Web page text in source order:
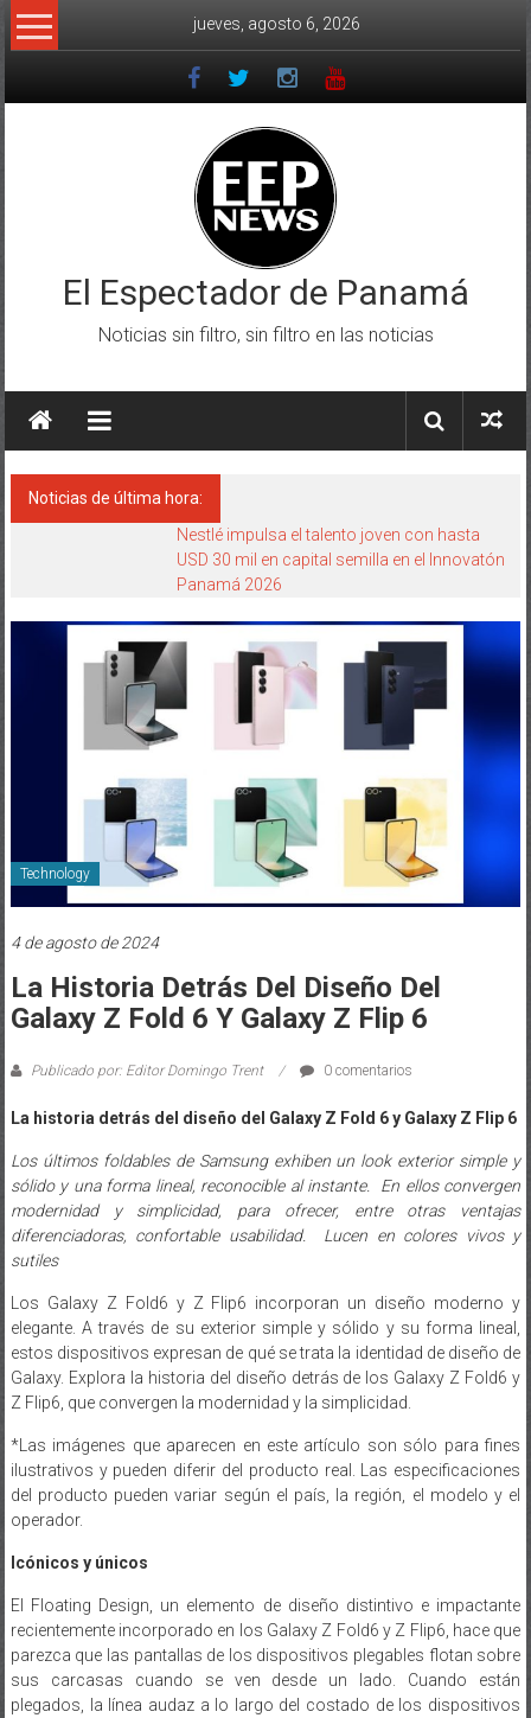
Saltar
al
jueves, agosto 6, 2026
El Espectador de Panamá
Noticias sin filtro, sin filtro en las noticias
Noticias de última hora:
Nestlé impulsa el talento joven con hasta
USD 30 mil en capital semilla en el Innovatón
Panamá 2026
Technology
4 de agosto de 2024
La Historia Detrás Del Diseño Del
Galaxy Z Fold 6 Y Galaxy Z Flip 6
Publicado por: Editor Domingo Trent 0 comentarios
La historia detrás del diseño del Galaxy Z Fold 6 y Galaxy Z Flip 6
Los últimos foldables de Samsung exhiben un look exterior simple y
sólido y una forma lineal, reconocible al instante. En ellos convergen
modernidad y simplicidad, para ofrecer, entre otras ventajas
diferenciadoras, confortable usabilidad. Lucen en colores vivos y
sutiles
Los Galaxy Z Fold6 y Z Flip6 incorporan un diseño moderno y
elegante. A través de su exterior simple y sólido y su forma lineal,
estos dispositivos expresan de qué se trata la identidad de diseño de
Galaxy. Explora la historia del diseño detrás de los Galaxy Z Fold6 y
Z Flip6, que convergen la modernidad y la simplicidad.
*Las imágenes que aparecen en este artículo son sólo para fines
ilustrativos y pueden diferir del producto real. Las especificaciones
del producto pueden variar según el país, la región, el modelo y el
operador.
Icónicos y únicos
El Floating Design, un elemento de diseño distintivo e impactante
recientemente incorporado en los Galaxy Z Fold6 y Z Flip6, hace que
parezca que las pantallas de los dispositivos plegables flotan sobre
sus carcasas cuando se ven desde un lado. Cuando están
plegados, la línea audaz a lo largo del costado de los dispositivos